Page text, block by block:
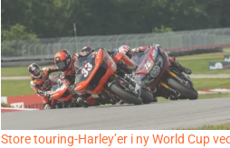
Store touring-Harley’er i ny World Cup ved